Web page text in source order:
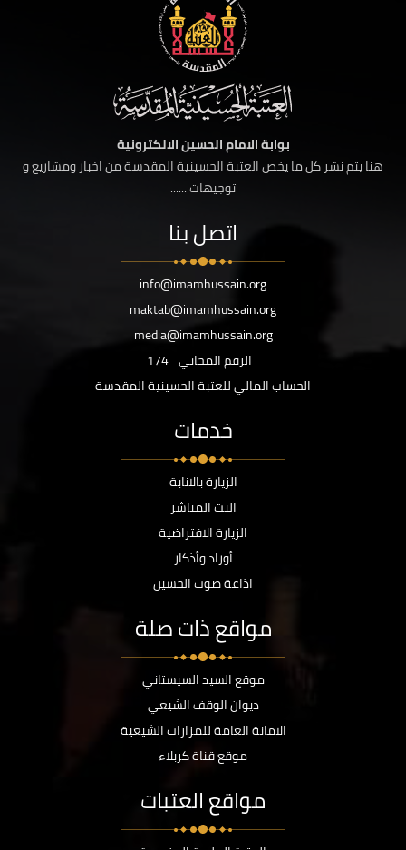
بوابة الامام الحسين الالكترونية
هنا يتم نشر كل ما يخص العتبة الحسينية المقدسة من اخبار ومشاريع و
توجيهات ......
اتصل بنا
info@imamhussain.org
maktab@imamhussain.org
media@imamhussain.org
الرقم المجاني 174
الحساب المالي للعتبة الحسينية المقدسة
خدمات
الزيارة بالانابة
البث المباشر
الزيارة الافتراضية
أوراد وأذكار
اذاعة صوت الحسين
مواقع ذات صلة
موقع السيد السيستاني
ديوان الوقف الشيعي
الامانة العامة للمزارات الشيعية
موقع قناة كربلاء
مواقع العتبات